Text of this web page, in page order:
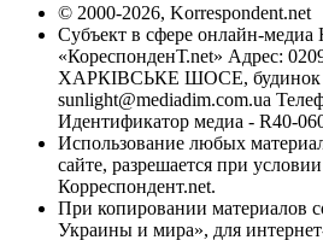
© 2000-2026, Korrespondent.net
Субъект в сфере онлайн-медиа
«КореспонденТ.net» Адрес:
ХАРКІВСЬКЕ ШОСЕ, будинок
sunlight@mediadim.com.ua
Идентификатор медиа - R40-
Использование любых
сайте, разрешается при
Корреспондент.net.
При копировании материалов
Украины и мира», для